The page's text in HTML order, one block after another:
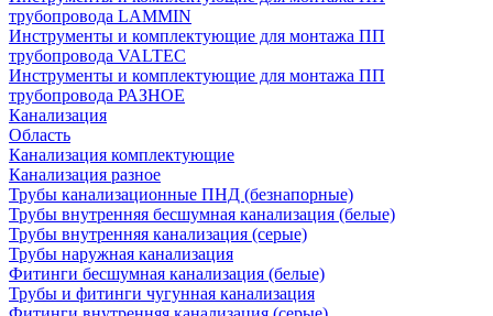
трубопровода LAMMIN
Инструменты и комплектующие для монтажа ПП
трубопровода VALTEC
Инструменты и комплектующие для монтажа ПП
трубопровода РАЗНОЕ
Канализация
Область
Канализация комплектующие
Канализация разное
Трубы канализационные ПНД (безнапорные)
Трубы внутренняя бесшумная канализация (белые)
Трубы внутренняя канализация (серые)
Трубы наружная канализация
Фитинги бесшумная канализация (белые)
Трубы и фитинги чугунная канализация